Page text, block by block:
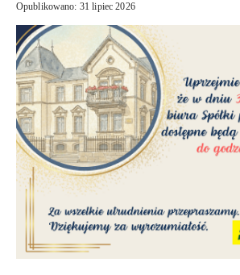
Opublikowano: 31 lipiec 2026